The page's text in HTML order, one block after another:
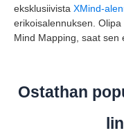
eksklusiivista XMind-
erikoisalennuksen. Olipa
Mind Mapping, saat sen
Ostathan